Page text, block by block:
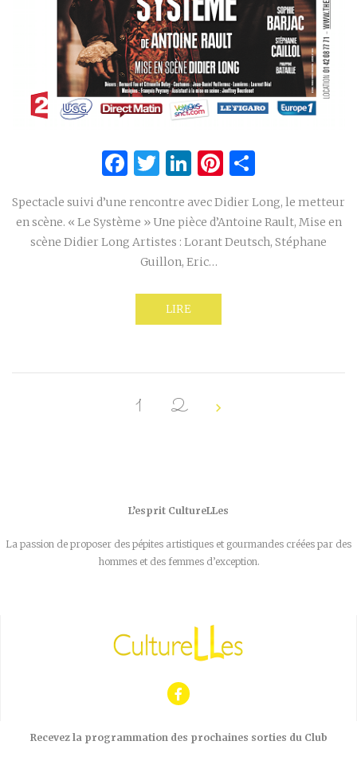
Facebook
Twitter
LinkedIn
Pinterest
Spectacle suivi d’une rencontre avec Didier Long, le metteur
en scène. « Le Système » Une pièce d’Antoine Rault, Mise en
scène Didier Long Artistes : Lorant Deutsch, Stéphane
Guillon, Eric…
LIRE
1 2
L’esprit CultureLLes
La passion de proposer des pépites artistiques et gourmandes créées par des
hommes et des femmes d’exception.
Recevez la programmation des prochaines sorties du Club